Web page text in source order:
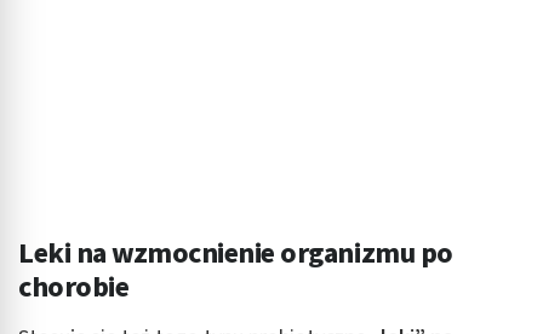
Leki na wzmocnienie organizmu po
chorobie